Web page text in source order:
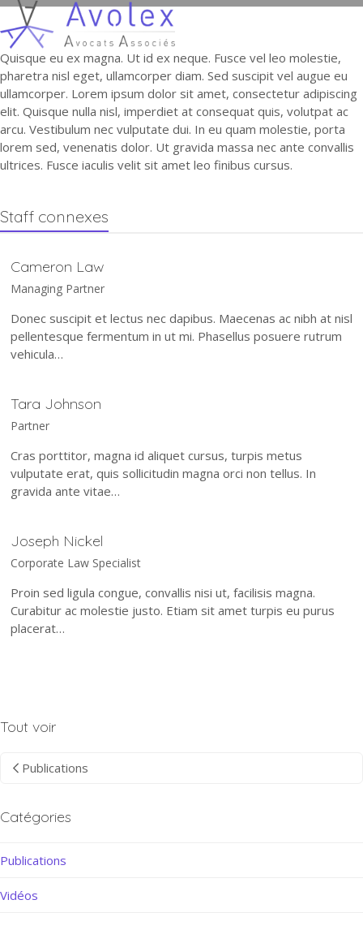
Skip
to
content
Open
mobile
menu
Close
mobile
menu
Quisque eu ex magna. Ut id ex neque. Fusce vel leo molestie,
pharetra nisl eget, ullamcorper diam. Sed suscipit vel augue eu
ullamcorper. Lorem ipsum dolor sit amet, consectetur adipiscing
elit. Quisque nulla nisl, imperdiet at consequat quis, volutpat ac
arcu. Vestibulum nec vulputate dui. In eu quam molestie, porta
lorem sed, venenatis dolor. Ut gravida massa nec ante convallis
ultrices. Fusce iaculis velit sit amet leo finibus cursus.
Staff connexes
Cameron Law
Managing Partner
Donec suscipit et lectus nec dapibus. Maecenas ac nibh at nisl
pellentesque fermentum in ut mi. Phasellus posuere rutrum
vehicula…
Tara Johnson
Partner
Cras porttitor, magna id aliquet cursus, turpis metus
vulputate erat, quis sollicitudin magna orci non tellus. In
gravida ante vitae…
Joseph Nickel
Corporate Law Specialist
Proin sed ligula congue, convallis nisi ut, facilisis magna.
Curabitur ac molestie justo. Etiam sit amet turpis eu purus
placerat…
Tout voir
Publications
Catégories
Publications
Vidéos